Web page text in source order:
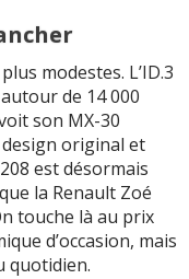
modestes. L’ID.3
de 14 000
son MX-30
original et
est désormais
la Renault Zoé
touche là au prix
d’occasion, mais
quotidien.